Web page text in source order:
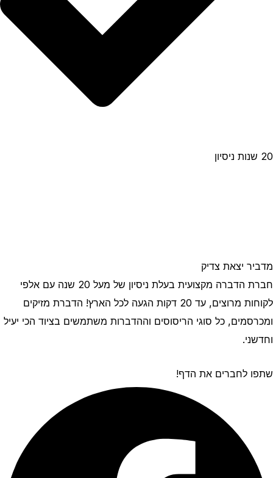
20 שנות ניסיון
מדביר יצאת צדיק
חברת הדברה מקצועית בעלת ניסיון של מעל 20 שנה עם אלפי
לקוחות מרוצים, עד 20 דקות הגעה לכל הארץ! הדברת מזיקים
ומכרסמים, כל סוגי הריסוסים וההדברות משתמשים בציוד הכי יעיל
וחדשני.
שתפו לחברים את הדף!